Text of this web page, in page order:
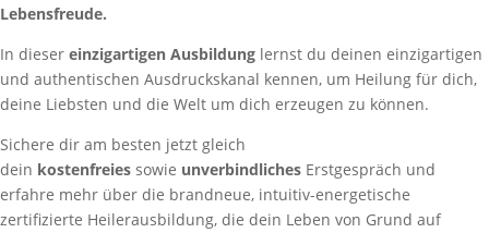
Lebensfreude.
In dieser einzigartigen Ausbildung lernst du deinen einzigartigen
und authentischen Ausdruckskanal kennen, um Heilung für dich,
deine Liebsten und die Welt um dich erzeugen zu können.
Sichere dir am besten jetzt gleich
dein kostenfreies sowie unverbindliches Erstgespräch und
erfahre mehr über die brandneue, intuitiv-energetische
zertifizierte Heilerausbildung, die dein Leben von Grund auf